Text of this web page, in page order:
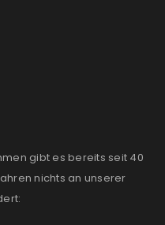
gibt es bereits seit 40
nichts an unserer